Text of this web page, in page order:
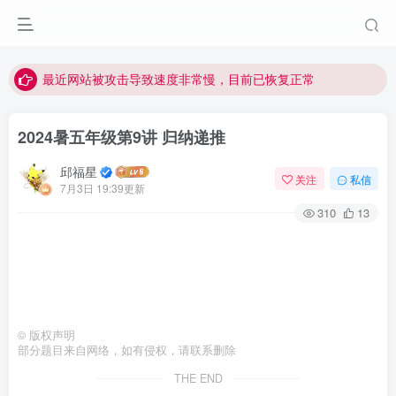
最近网站被攻击导致速度非常慢，目前已恢复正常
2024暑五年级第9讲 归纳递推
邱福星
7月3日 19:39更新
关注 私信
310 13
© 版权声明
部分题目来自网络，如有侵权，请联系删除
THE END